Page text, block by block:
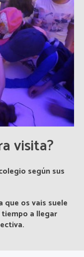
visita?
según sus
os vais suele
a llegar